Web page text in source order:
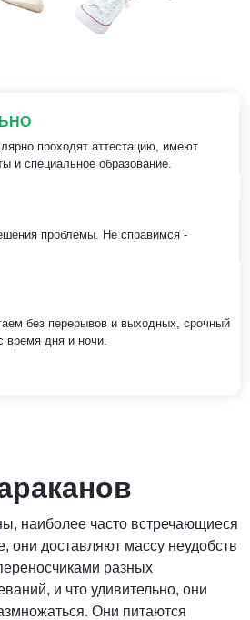
проходят аттестацию, имеют
и специальное образование.
проблемы. Не справимся -
без перерывов и выходных, срочный
время дня и ночи.
наиболее часто встречающиеся
они доставляют массу неудобств
разных
и что удивительно, они
Они питаются